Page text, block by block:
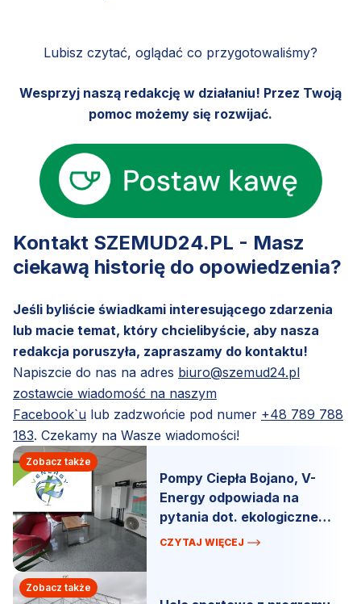
Lubisz czytać, oglądać co przygotowaliśmy?
Wesprzyj naszą redakcję w działaniu! Przez Twoją
pomoc możemy się rozwijać.
Kontakt SZEMUD24.PL - Masz
ciekawą historię do opowiedzenia?
Jeśli byliście świadkami interesującego zdarzenia
lub macie temat, który chcielibyście, aby nasza
redakcja poruszyła, zapraszamy do kontaktu!
Napiszcie do nas na adres biuro@szemud24.pl
zostawcie wiadomość na naszym
Facebook`u lub zadzwońcie pod numer +48 789 788
183. Czekamy na Wasze wiadomości!
Zobacz także
Pompy Ciepła Bojano, V-
Energy odpowiada na
pytania dot. ekologicznego
ogrzewania.
CZYTAJ WIĘCEJ
Zobacz także